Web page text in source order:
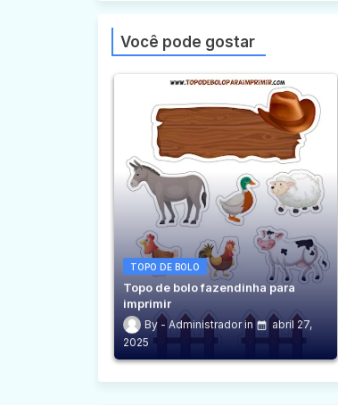
Você pode gostar
TOPO DE BOLO
Topo de bolo fazendinha para
imprimir
Administrador
abril 27,
2025